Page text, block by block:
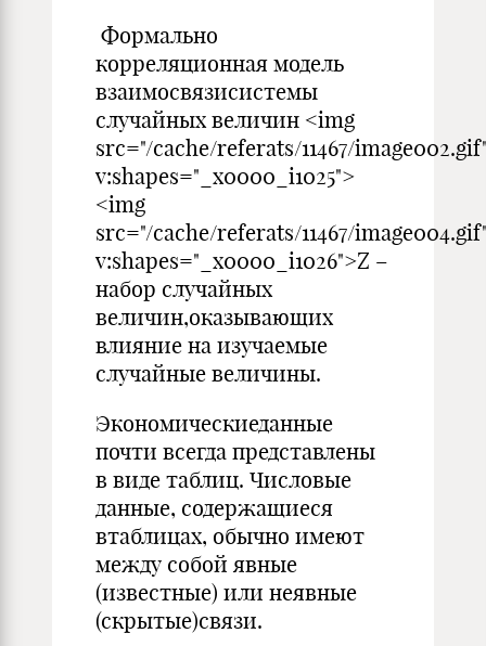
Формально
корреляционная модель
взаимосвязисистемы
случайных величин <img
src="/cache/referats/11467/
v:shapes="_x0000_i1025">
<img
src="/cache/referats/11467/
v:shapes="_x0000_i1026">Z –
набор случайных
величин,оказывающих
влияние на изучаемые
случайные величины.
Экономическиеданные
почти всегда представлены
в виде таблиц. Числовые
данные, содержащиеся
втаблицах, обычно имеют
между собой явные
(известные) или неявные
(скрытые)связи.